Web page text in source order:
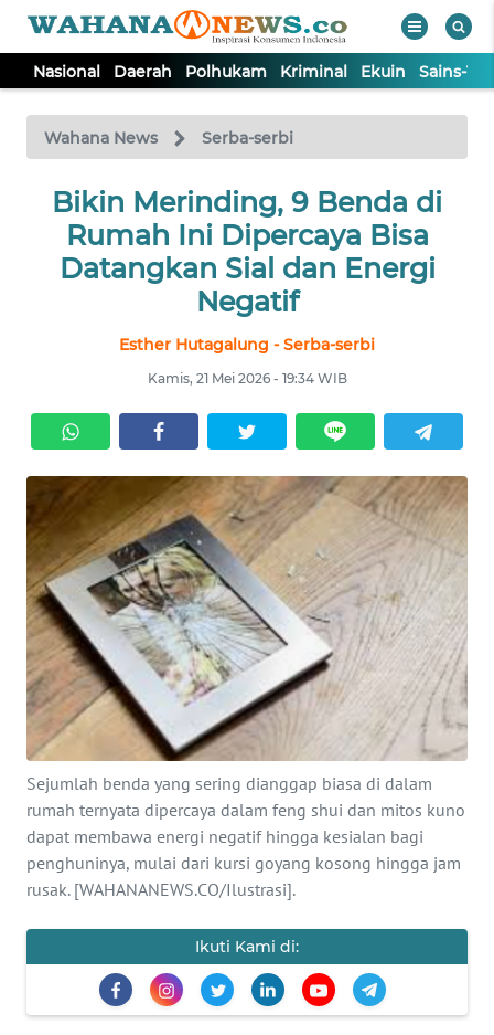
Nasional Daerah Polhukam Kriminal Ekuin Sains-
Wahana News Serba-serbi
Bikin Merinding, 9 Benda di
Rumah Ini Dipercaya Bisa
Datangkan Sial dan Energi
Negatif
Esther Hutagalung - Serba-serbi
Kamis, 21 Mei 2026 - 19:34 WIB
Sejumlah benda yang sering dianggap biasa di dalam
rumah ternyata dipercaya dalam feng shui dan mitos kuno
dapat membawa energi negatif hingga kesialan bagi
penghuninya, mulai dari kursi goyang kosong hingga jam
rusak. [WAHANANEWS.CO/Ilustrasi].
Ikuti Kami di:
TV
Tutup
NASIONAL
DAERAH
EKUIN
SAINS-TEKNO
KESEHATAN
INTERNASIONAL
SERBA-SERBI
PENDIDIKAN
OLAHRAGA
OPINI